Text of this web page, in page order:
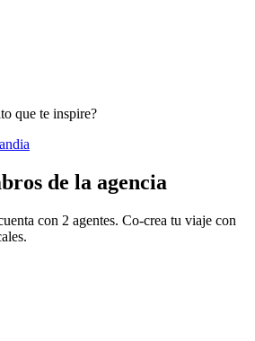
que te inspire?
de la agencia
con 2 agentes. Co-crea tu viaje con